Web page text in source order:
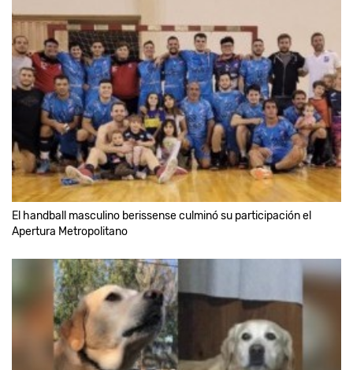
El handball masculino berissense culminó su participación el
Apertura Metropolitano